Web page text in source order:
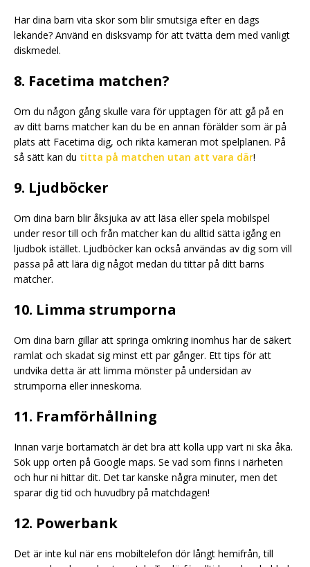
Har dina barn vita skor som blir smutsiga efter en dags
lekande? Använd en disksvamp för att tvätta dem med vanligt
diskmedel.
8. Facetima matchen?
Om du någon gång skulle vara för upptagen för att gå på en
av ditt barns matcher kan du be en annan förälder som är på
plats att Facetima dig, och rikta kameran mot spelplanen. På
så sätt kan du titta på matchen utan att vara där!
9. Ljudböcker
Om dina barn blir åksjuka av att läsa eller spela mobilspel
under resor till och från matcher kan du alltid sätta igång en
ljudbok istället. Ljudböcker kan också användas av dig som vill
passa på att lära dig något medan du tittar på ditt barns
matcher.
10. Limma strumporna
Om dina barn gillar att springa omkring inomhus har de säkert
ramlat och skadat sig minst ett par gånger. Ett tips för att
undvika detta är att limma mönster på undersidan av
strumporna eller inneskorna.
11. Framförhållning
Innan varje bortamatch är det bra att kolla upp vart ni ska åka.
Sök upp orten på Google maps. Se vad som finns i närheten
och hur ni hittar dit. Det tar kanske några minuter, men det
sparar dig tid och huvudbry på matchdagen!
12. Powerbank
Det är inte kul när ens mobiltelefon dör långt hemifrån, till